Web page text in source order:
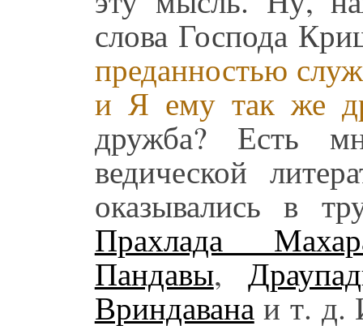
слова Господа
преданностью
и Я ему так же
дружба? Есть
ведической
оказывались в
Прахлада
Пандавы,
Вриндаванаи т. д.